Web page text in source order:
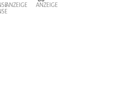
ANZEIGE ANZEIGE